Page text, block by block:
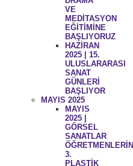
VE
MEDİTASYON
EĞİTİMİNE
BAŞLIYORUZ
HAZİRAN
2025 | 15.
ULUSLARARASI
SANAT
GÜNLERİ
BAŞLIYOR
MAYIS 2025
MAYIS
2025 |
GÖRSEL
SANATLAR
3.
PLASTİK